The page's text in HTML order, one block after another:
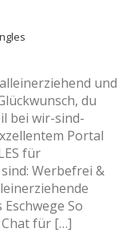
und
du
bei wir-sind-
Portal
für
Werbefrei &
So
Chat für […]